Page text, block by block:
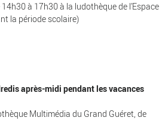
14h30 à 17h30 à la ludothèque de l’Espace
la période scolaire)
après-midi pendant les vacances
Multimédia du Grand Guéret, de